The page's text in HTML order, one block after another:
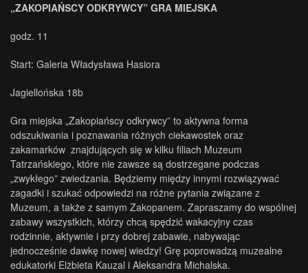
„ZAKOPIAŃSCY ODKRYWCY” GRA MIEJSKA
godz. 11
Start: Galeria Władysława Hasiora
Jagiellońska 18b
Gra miejska „Zakopiańscy odkrywcy” to aktywna forma
odszukiwania i poznawania różnych ciekawostek oraz
zakamarków znajdujących się w kilku filiach Muzeum
Tatrzańskiego, które nie zawsze są dostrzegane podczas
„zwykłego” zwiedzania. Będziemy między innymi rozwiązywać
zagadki i szukać odpowiedzi na różne pytania związane z
Muzeum, a także z samym Zakopanem. Zapraszamy do wspólnej
zabawy wszystkich, którzy chcą spędzić wakacyjny czas
rodzinnie, aktywnie i przy dobrej zabawie, nabywając
jednocześnie dawkę nowej wiedzy! Grę poprowadzą muzealne
edukatorki Elżbieta Kauzal i Aleksandra Michalska.